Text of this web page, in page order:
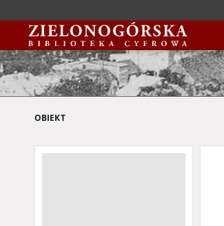
OBIEKT